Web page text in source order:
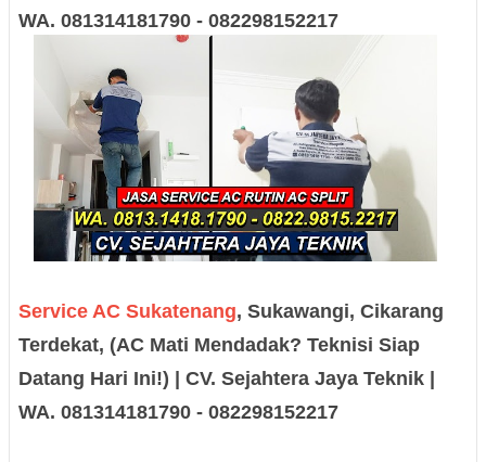
WA. 081314181790 - 082298152217
Service AC Sukatenang, Sukawangi, Cikarang
Terdekat, (AC Mati Mendadak? Teknisi Siap
Datang Hari Ini!) | CV. Sejahtera Jaya Teknik |
WA. 081314181790 - 082298152217